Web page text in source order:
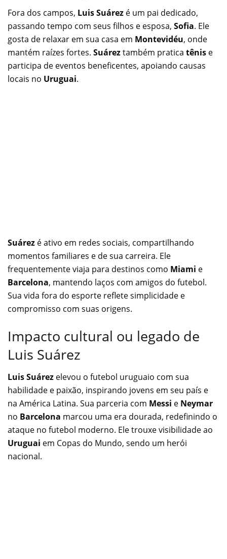
Fora dos campos, Luis Suárez é um pai dedicado,
passando tempo com seus filhos e esposa, Sofia. Ele
gosta de relaxar em sua casa em Montevidéu, onde
mantém raízes fortes. Suáreztambém pratica tênis e
participa de eventos beneficentes, apoiando causas
locais no Uruguai.
Suárez é ativo em redes sociais, compartilhando
momentos familiares e de sua carreira. Ele
frequentemente viaja para destinos como Miami e
Barcelona, mantendo laços com amigos do futebol.
Sua vida fora do esporte reflete simplicidade e
compromisso com suas origens.
Impacto cultural ou legado de
Luis Suárez
Luis Suárez elevou o futebol uruguaio com sua
habilidade e paixão, inspirando jovens em seu país e
na América Latina. Sua parceria com Messi e Neymar
no Barcelona marcou uma era dourada, redefinindo o
ataque no futebol moderno. Ele trouxe visibilidade ao
Uruguai em Copas do Mundo, sendo um herói
nacional.